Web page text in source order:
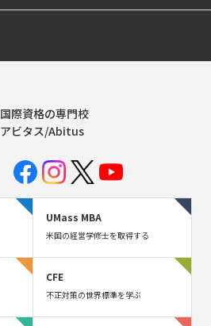
国際資格の専門校
アビタス/Abitus
UMass MBA
米国の経営学修士を取得する
CFE
不正対策の世界標準を学ぶ